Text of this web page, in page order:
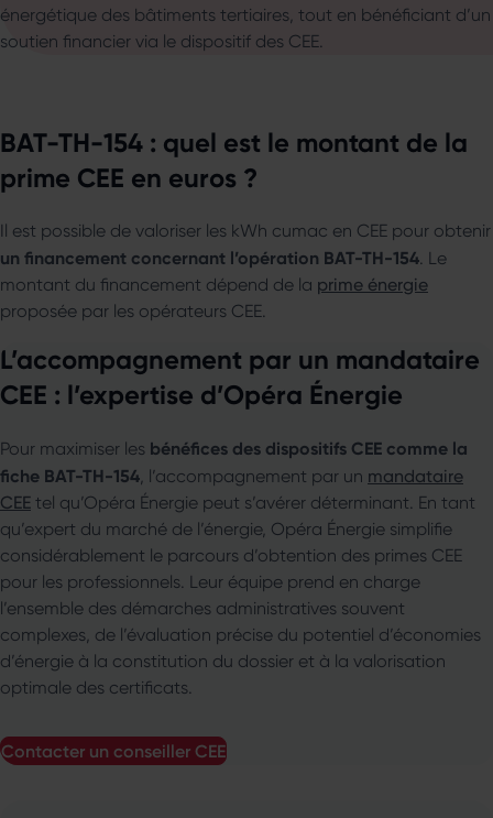
énergétique des bâtiments tertiaires, tout en bénéficiant d’un
soutien financier via le dispositif des CEE.
BAT-TH-154 : quel est le montant de la
prime CEE en euros ?
Il est possible de valoriser les kWh cumac en CEE pour obtenir
un financement concernant l’opération BAT-TH-154 . Le
montant du financement dépend de la prime énergie
proposée par les opérateurs CEE.
L’accompagnement par un mandataire
CEE : l’expertise d’Opéra Énergie
Pour maximiser les bénéfices des dispositifs CEE comme la
fiche BAT-TH-154 , l’accompagnement par un mandataire
CEE tel qu’Opéra Énergie peut s’avérer déterminant. En tant
qu’expert du marché de l’énergie, Opéra Énergie simplifie
considérablement le parcours d’obtention des primes CEE
pour les professionnels. Leur équipe prend en charge
l’ensemble des démarches administratives souvent
complexes, de l’évaluation précise du potentiel d’économies
d’énergie à la constitution du dossier et à la valorisation
optimale des certificats.
contacter un conseiller CEE